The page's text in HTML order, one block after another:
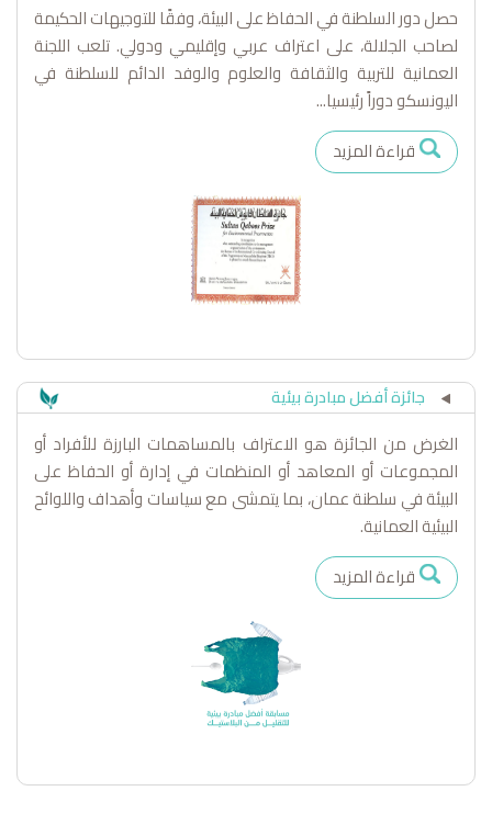
حصل دور السلطنة في الحفاظ على البيئة، وفقًا للتوجيهات الحكيمة
لصاحب الجلالة، على اعتراف عربي وإقليمي ودولي. تلعب اللجنة
العمانية للتربية والثقافة والعلوم والوفد الدائم للسلطنة في
اليونسكو دوراً رئيسيا...
قراءة المزيد
جائزة أفضل مبادرة بيئية
الغرض من الجائزة هو الاعتراف بالمساهمات البارزة للأفراد أو
المجموعات أو المعاهد أو المنظمات في إدارة أو الحفاظ على
البيئة في سلطنة عمان، بما يتمشى مع سياسات وأهداف واللوائح
البيئية العمانية.
قراءة المزيد